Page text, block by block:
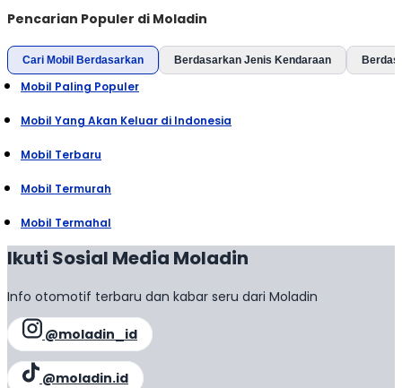
Pencarian Populer di Moladin
Cari Mobil Berdasarkan Berdasarkan Jenis Kendaraan
Mobil Paling Populer
Mobil Yang Akan Keluar di Indonesia
Mobil Terbaru
Mobil Termurah
Mobil Termahal
Ikuti Sosial Media Moladin
Info otomotif terbaru dan kabar seru dari Moladin
@moladin_id
@moladin.id